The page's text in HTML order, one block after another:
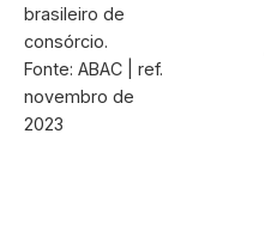
brasileiro de
consórcio.
Fonte: ABAC | ref.
novembro de
2023